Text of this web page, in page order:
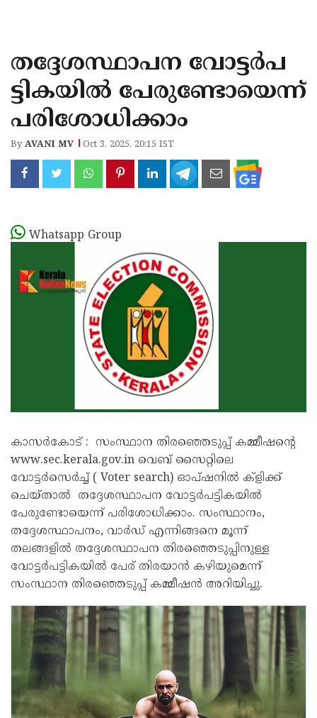
KANNUR
KASARAGOD
തദ്ദേശസ്ഥാപന വോട്ടർപ
ട്ടികയിൽ പേരുണ്ടോയെന്ന്
പരിശോധിക്കാം
ByAVANI MV Oct 3, 2025, 20:15 IST
Whatsapp Group
കാസർകോട് : സംസ്ഥാന തിരഞ്ഞെടുപ്പ് കമ്മീഷന്റെ
www.sec.kerala.gov.in വെബ് സൈറ്റിലെ
വോട്ടർസെർച്ച് ( Voter search) ഓപ്ഷനിൽ ക്ളിക്ക്
ചെയ്താൽ തദ്ദേശസ്ഥാപന വോട്ടർപട്ടികയിൽ
പേരുണ്ടോയെന്ന് പരിശോധിക്കാം. സംസ്ഥാനം,
തദ്ദേശസ്ഥാപനം, വാർഡ് എന്നിങ്ങനെ മൂന്ന്
തലങ്ങളിൽ തദ്ദേശസ്ഥാപന തിരഞ്ഞെടുപ്പിനുള്ള
വോട്ടർപട്ടികയിൽ പേര് തിരയാൻ കഴിയുമെന്ന്
സംസ്ഥാന തിരഞ്ഞെടുപ്പ് കമ്മീഷൻ അറിയിച്ചു.